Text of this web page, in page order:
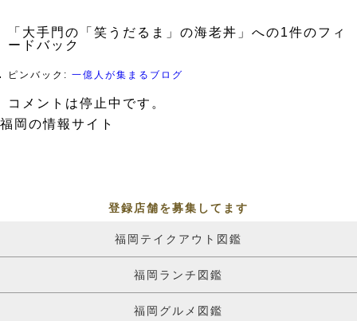
「大手門の「笑うだるま」の海老丼」への1件のフィ
ードバック
ピンバック: 一億人が集まるブログ
コメントは停止中です。
福岡の情報サイト
登録店舗を募集してます
福岡テイクアウト図鑑
福岡ランチ図鑑
福岡グルメ図鑑